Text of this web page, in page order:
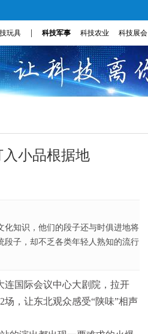
玩具 科技军事 科技农业 科技展会
入小品根据地
化知识，他们的段子还与时俱进地将
段子，却不乏各类年轻人熟知的流行
连国际会议中心大剧院，拉开
场，让东北观众感受“陕味”相声